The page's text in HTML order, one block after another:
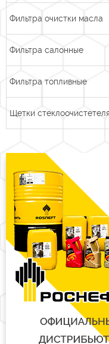
Фильтра очистки масла
Фильтра салонные
Фильтра топливные
Щетки стеклоочистетеля